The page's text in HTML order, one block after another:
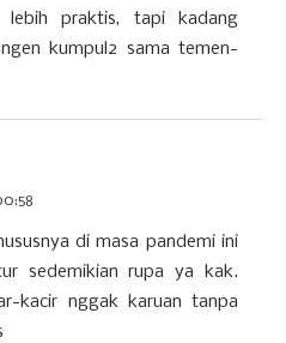
lebih praktis, tapi kadang
kumpul2 sama temen-
di masa pandemi ini
sedemikian rupa ya kak.
kacir nggak karuan tanpa